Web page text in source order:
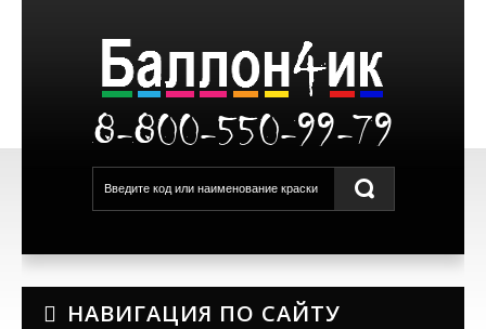
8-800-550-99-79
НАВИГАЦИЯ ПО САЙТУ